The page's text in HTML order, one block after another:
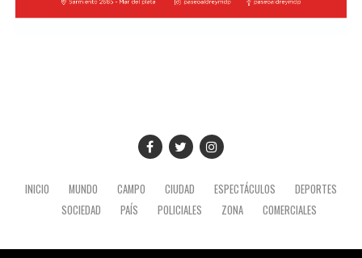
INICIO MUNDO CAMPO CIUDAD ESPECTÁCULOS
DEPORTES
SOCIEDAD
PAÍS POLICIALES ZONA COMERCIALES